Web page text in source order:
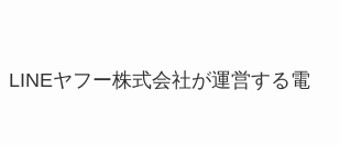
LINEヤフー株式会社が運営する電